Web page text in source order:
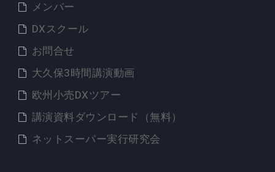
メンバー
DXスクール
お問合せ
大久保3時間講演動画
欧州小売DXツアー
講演資料ダウンロード（無料）
ネットスーパー実行研究会